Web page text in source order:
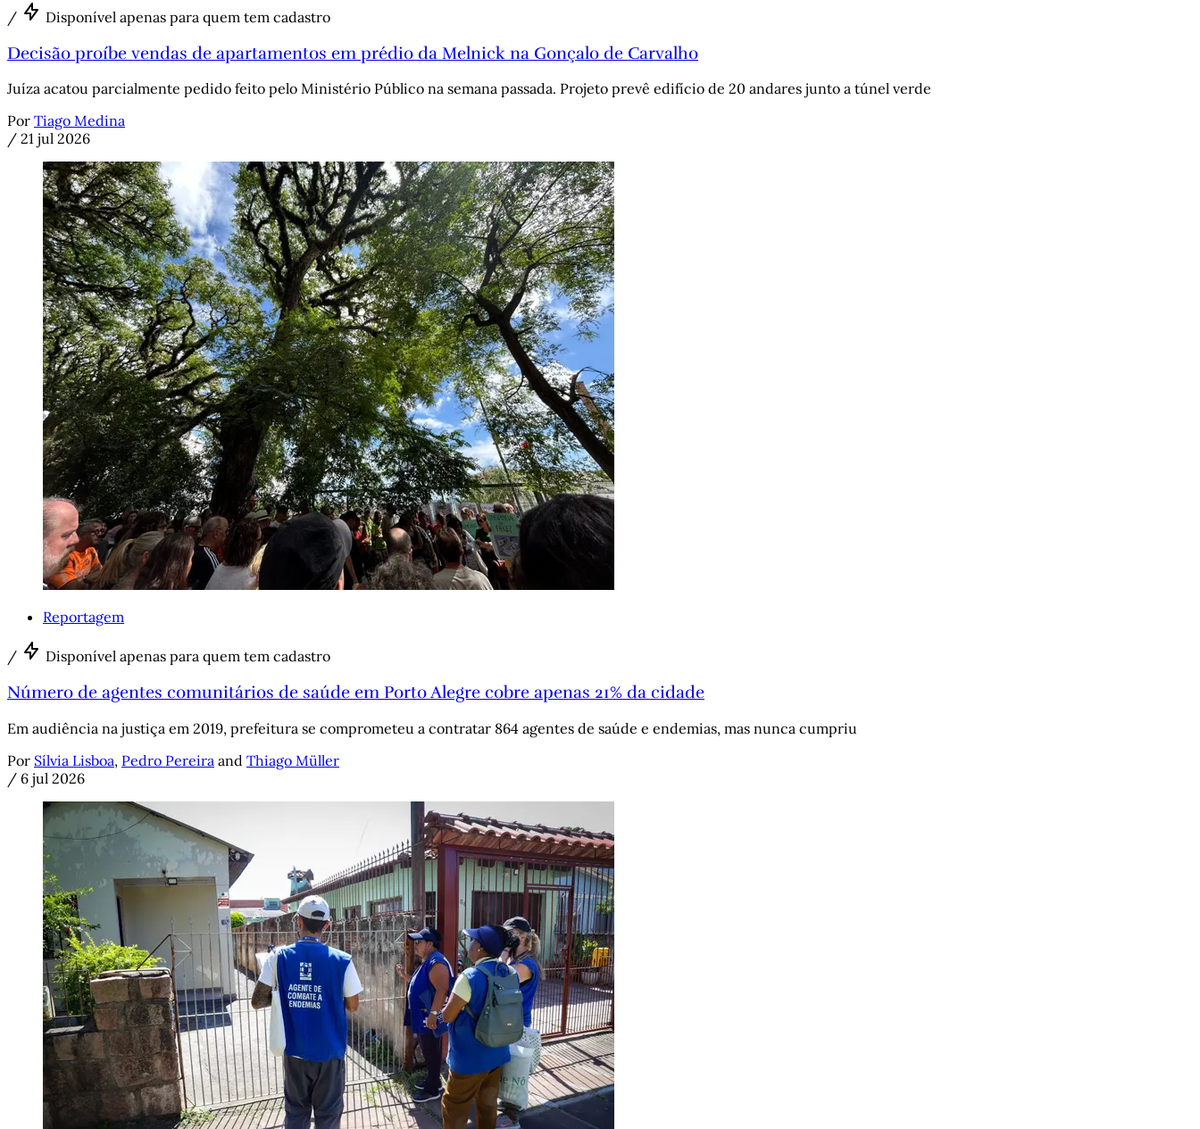
/ Disponível apenas para quem tem cadastro
Decisão proíbe vendas de apartamentos em prédio da Melnick na Gonçalo de Carvalho
Juíza acatou parcialmente pedido feito pelo Ministério Público na semana passada. Projeto prevê edifício de 20 andares junto a túnel verde
Por Tiago Medina
/ 21 jul 2026
Reportagem
/ Disponível apenas para quem tem cadastro
Número de agentes comunitários de saúde em Porto Alegre cobre apenas 21% da cidade
Em audiência na justiça em 2019, prefeitura se comprometeu a contratar 864 agentes de saúde e endemias, mas nunca cumpriu
Por Sílvia Lisboa, Pedro Pereira and Thiago Müller
/ 6 jul 2026